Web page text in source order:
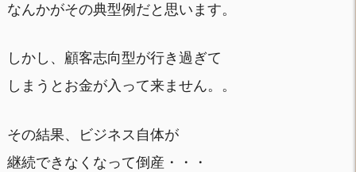
なんかがその典型例だと思います。
しかし、顧客志向型が行き過ぎて
しまうとお金が入って来ません。。
その結果、ビジネス自体が
継続できなくなって倒産・・・